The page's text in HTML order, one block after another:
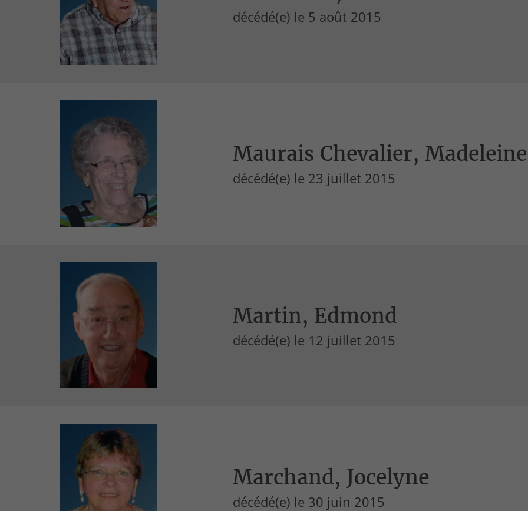
décédé(e) le 5 août 2015
Maurais Chevalier, Madeleine
décédé(e) le 23 juillet 2015
Martin, Edmond
décédé(e) le 12 juillet 2015
Marchand, Jocelyne
décédé(e) le 30 juin 2015